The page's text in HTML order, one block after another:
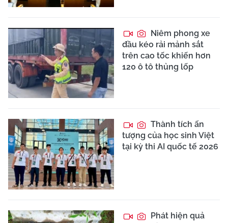
Niêm phong xe
đầu kéo rải mảnh sắt
trên cao tốc khiến hơn
120 ô tô thủng lốp
Thành tích ấn
tượng của học sinh Việt
tại kỳ thi AI quốc tế 2026
Phát hiện quả